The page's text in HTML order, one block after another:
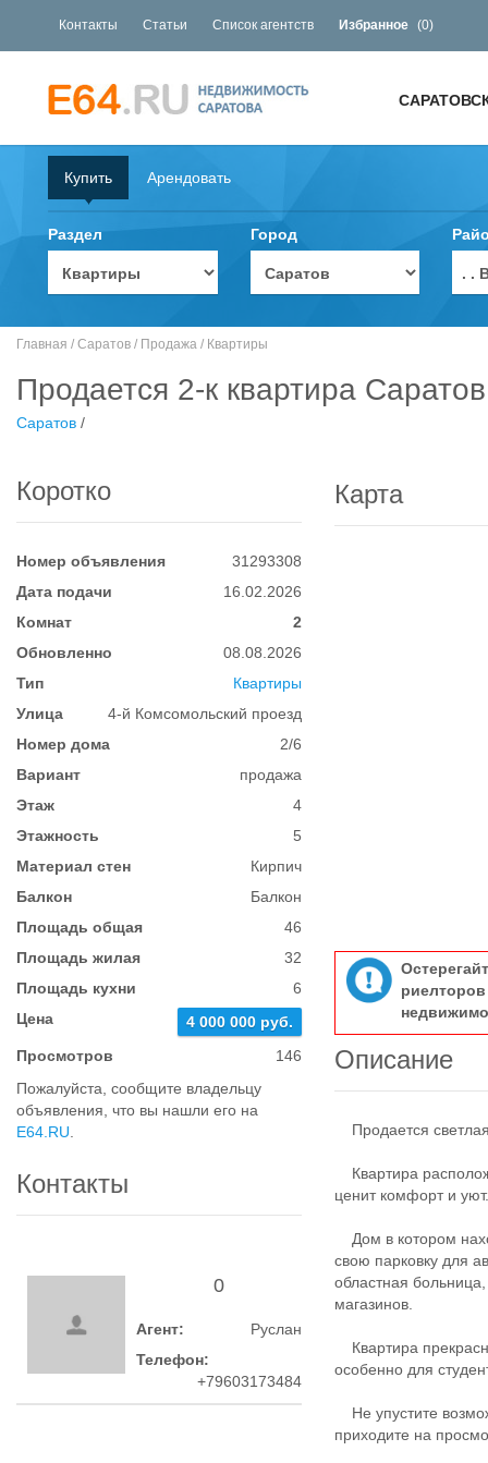
Контакты Статьи Список агентств Избранное (0)
Купить Арендовать
Раздел Город
. .
Главная / Саратов / Продажа / Квартиры
Продается 2-к квартира
Саратов /
Коротко
Номер объявления
31293308
Дата подачи
16.02.2026
Комнат
2
Обновленно
08.08.2026
Тип
Квартиры
Улица
4-й Комсомольский проезд
Номер дома
2/6
Вариант
продажа
Этаж
4
Этажность
5
Материал стен
Кирпич
Балкон
Балкон
Площадь общая
46
Площадь жилая
32
Площадь кухни
6
Цена
4 000 000 руб.
Просмотров
146
Пожалуйста, сообщите владельцу
объявления, что вы нашли его на
E64.RU
Контакты
0
Агент:
Руслан
Телефон:
+79603173484
Карта
Описание
Продается
Квартира
ценит комфорт и
Дом в котором
свою парковку для
областная
магазинов.
Квартира
особенно для
Не упустите
приходите на